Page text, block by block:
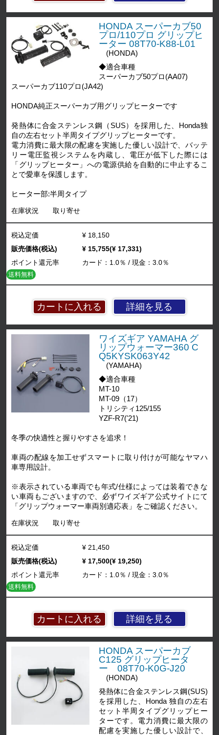
HONDA スーパーカブ50
プロ/110プロ グリップヒ
ーター 08T70-K88-L01
(HONDA)
◆適合車種
スーパーカブ50プロ(AA07)
スーパーカブ110プロ(JA42)
HONDA純正スーパーカブ用グリップヒーターです
発熱体に合金ステンレス鋼（SUS）を採用した、Honda独
自の左右セット半周タイプグリップヒーターです。
電力消費に最大限の配慮を実施した優しい設計で、バッテ
リー電圧監視システムを内蔵し、電圧が低下した際には
「グリップヒーター」への電源供給を自動的に中止するこ
とで愛車を保護します。
ヒーター部:半周タイプ
在庫状況 取り寄せ
詳細を見る
税込定価
¥ 18,150
販売価格(税込)
¥ 15,755(¥ 17,331)
ポイント還元率
カード：1.0％ / 現金：3.0％
送料無料
ワイズギア YAMAHA グ
リップウォーマー360 C
Q5KYSK063Y42
(YAMAHA)
◆適合車種
MT-10
MT-09（17）
トリシティ125/155
YZF-R7('21)
冬季の快適性と握りやすさを追求！
車両の配線を加工せずスマートに取り付けが可能なヤマハ
車専用設計。
※表示されている車両でも年式/仕様によっては装着できな
い車両もございますので、必ずワイズギア公式サイトにて
「グリップウォーマー車両別適応表」をご確認ください。
在庫状況 取り寄せ
詳細を見る
税込定価
¥ 21,450
販売価格(税込)
¥ 17,500(¥ 19,250)
ポイント還元率
カード：1.0％ / 現金：3.0％
送料無料
HONDA スーパーカブ
C125 グリップヒータ
ー 08T70-K0G-J20
(HONDA)
発熱体に合金ステンレス鋼(SUS)
を採用した、Honda 独自の左右
セット半周タイプグリップヒー
ターです。電力消費に最大限の
配慮を実施した優しい設計で、